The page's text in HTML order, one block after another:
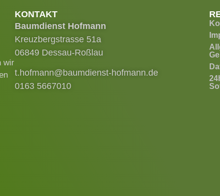
KONTAKT
Baumdienst Hofmann
Kreuzbergstrasse 51a
06849 Dessau-Roßlau
t.hofmann@baumdienst-hofmann.de
0163 5667010
wir